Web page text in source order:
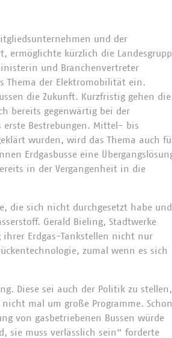
und der
ermöglichte kürzlich die
und Branchenvertreter
Thema der Elektromobilität ein.
die Zukunft. Kurzfristig gehen die
bereits gegenwärtig bei der
erste Bestrebungen. Mittel- bis
wurden, wird das Thema auch
Erdgasbusse eine
in der Vergangenheit in die
die sich nicht durchgesetzt habe und
Gerald Bieling, Stadtwerke
ihrer Erdgas-Tankstellen nicht nur
zumal wenn es sich
Diese sei auch der Politik zu stellen,
mal um große Programme. Schon
von gasbetriebenen Bussen würde
sie muss verlässlich sein“ forderte